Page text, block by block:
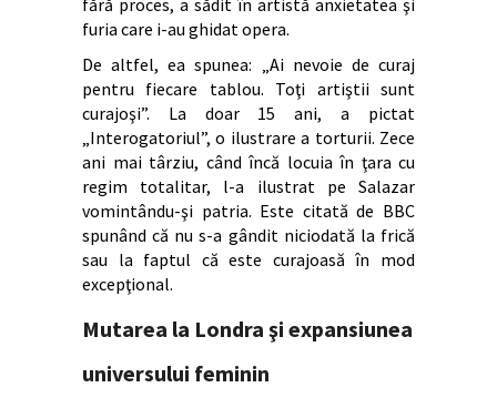
furia care i-au ghidat opera.
De altfel, ea spunea: „Ai nevoie de curaj
pentru fiecare tablou. Toţi artiştii sunt
curajoşi”. La doar 15 ani, a pictat
„Interogatoriul”, o ilustrare a torturii. Zece
ani mai târziu, când încă locuia în ţara cu
regim totalitar, l-a ilustrat pe Salazar
vomintându-şi patria. Este citată de BBC
spunând că nu s-a gândit niciodată la frică
sau la faptul că este curajoasă în mod
excepţional.
Mutarea la Londra şi expansiunea
universului feminin